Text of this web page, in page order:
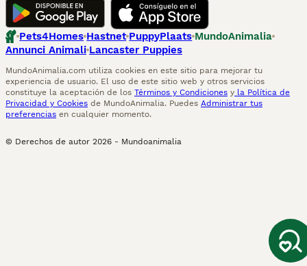
Pets4Homes Hastnet PuppyPlaats MundoAnimalia
Annunci Animali Lancaster Puppies
MundoAnimalia.com utiliza cookies en este sitio para mejorar tu
experiencia de usuario. El uso de este sitio web y otros servicios
constituye la aceptación de los Términos y Condiciones y la Política de
Privacidad y Cookies de MundoAnimalia. Puedes Administrar tus
preferencias en cualquier momento.
© Derechos de autor 2026 - Mundoanimalia